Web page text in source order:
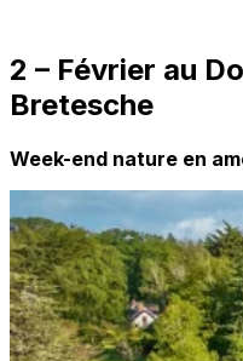
2 – Février au
Bretesche
Week-end nature en